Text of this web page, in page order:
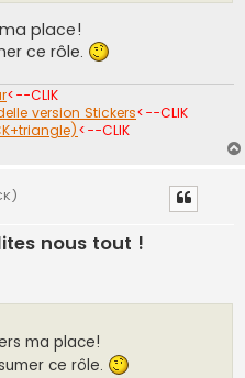
place!
ce rôle.
<--CLIK
version Stickers<--CLIK
<--CLIK
nous tout !
ma place!
ce rôle.